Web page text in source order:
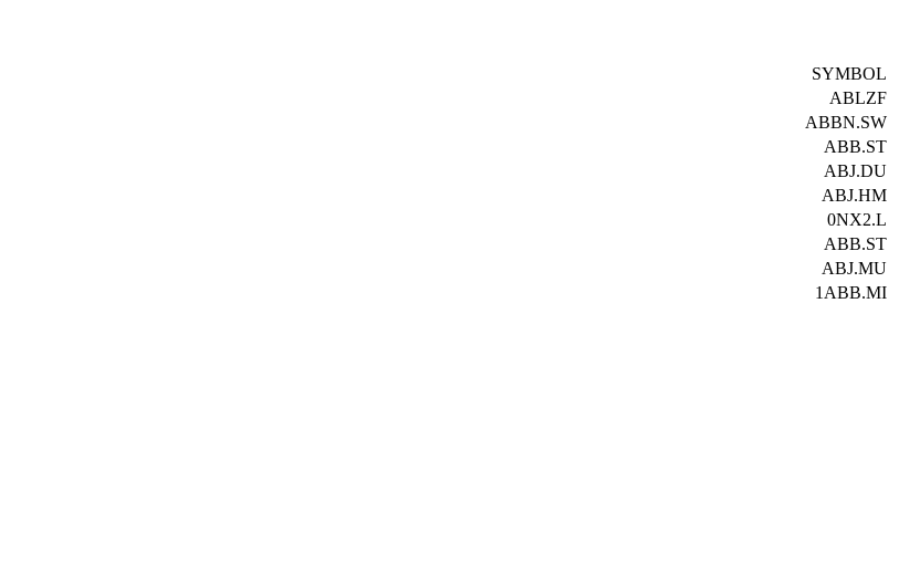
SYMBOL
ABLZF
ABBN.SW
ABB.ST
ABJ.DU
ABJ.HM
0NX2.L
ABB.ST
ABJ.MU
1ABB.MI